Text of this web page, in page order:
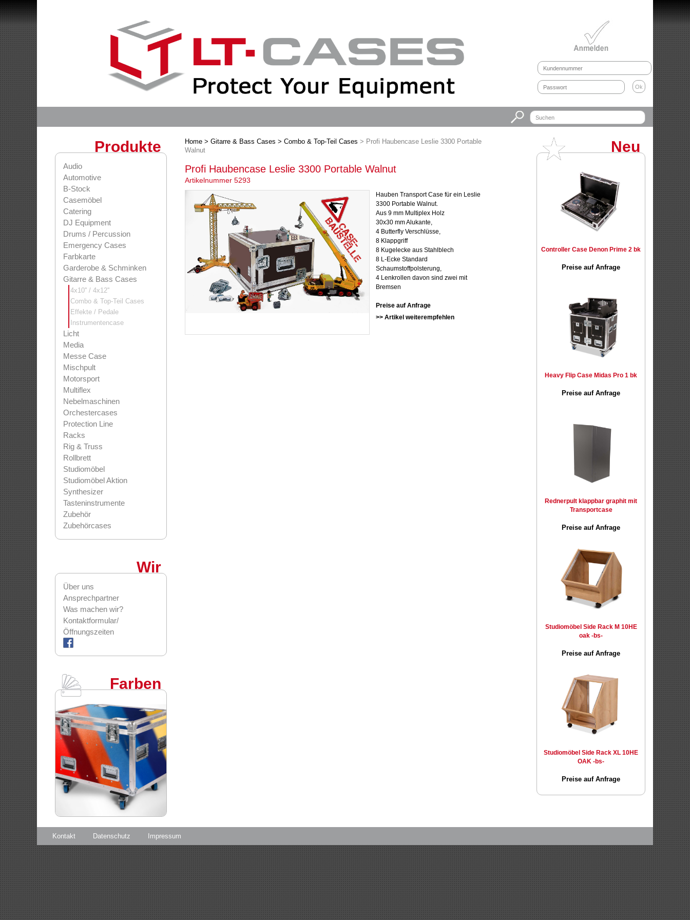
Produkte
Audio
Automotive
B-Stock
Casemöbel
Catering
DJ Equipment
Drums / Percussion
Emergency Cases
Farbkarte
Garderobe & Schminken
Gitarre & Bass Cases
4x10'' / 4x12''
Combo & Top-Teil Cases
Effekte / Pedale
Instrumentencase
Licht
Media
Messe Case
Mischpult
Motorsport
Multiflex
Nebelmaschinen
Orchestercases
Protection Line
Racks
Rig & Truss
Rollbrett
Studiomöbel
Studiomöbel Aktion
Synthesizer
Tasteninstrumente
Zubehör
Zubehörcases
Wir
Über uns
Ansprechpartner
Was machen wir?
Kontaktformular/
Öffnungszeiten
Farben
Home > Gitarre & Bass Cases > Combo & Top-Teil Cases > Profi Haubencase Leslie 3300 Portable
Walnut
Profi Haubencase Leslie 3300 Portable Walnut
Artikelnummer 5293
Hauben Transport Case für ein Leslie
3300 Portable Walnut.
Aus 9 mm Multiplex Holz
30x30 mm Alukante,
4 Butterfly Verschlüsse,
8 Klappgriff
8 Kugelecke aus Stahlblech
8 L-Ecke Standard
Schaumstoffpolsterung,
4 Lenkrollen davon sind zwei mit
Bremsen
Preise auf Anfrage
>> Artikel weiterempfehlen
Neu
Controller Case Denon Prime 2 bk
Preise auf Anfrage
Heavy Flip Case Midas Pro 1 bk
Preise auf Anfrage
Rednerpult klappbar graphit mit
Transportcase
Preise auf Anfrage
Studiomöbel Side Rack M 10HE
oak -bs-
Preise auf Anfrage
Studiomöbel Side Rack XL 10HE
OAK -bs-
Preise auf Anfrage
Kontakt Datenschutz Impressum